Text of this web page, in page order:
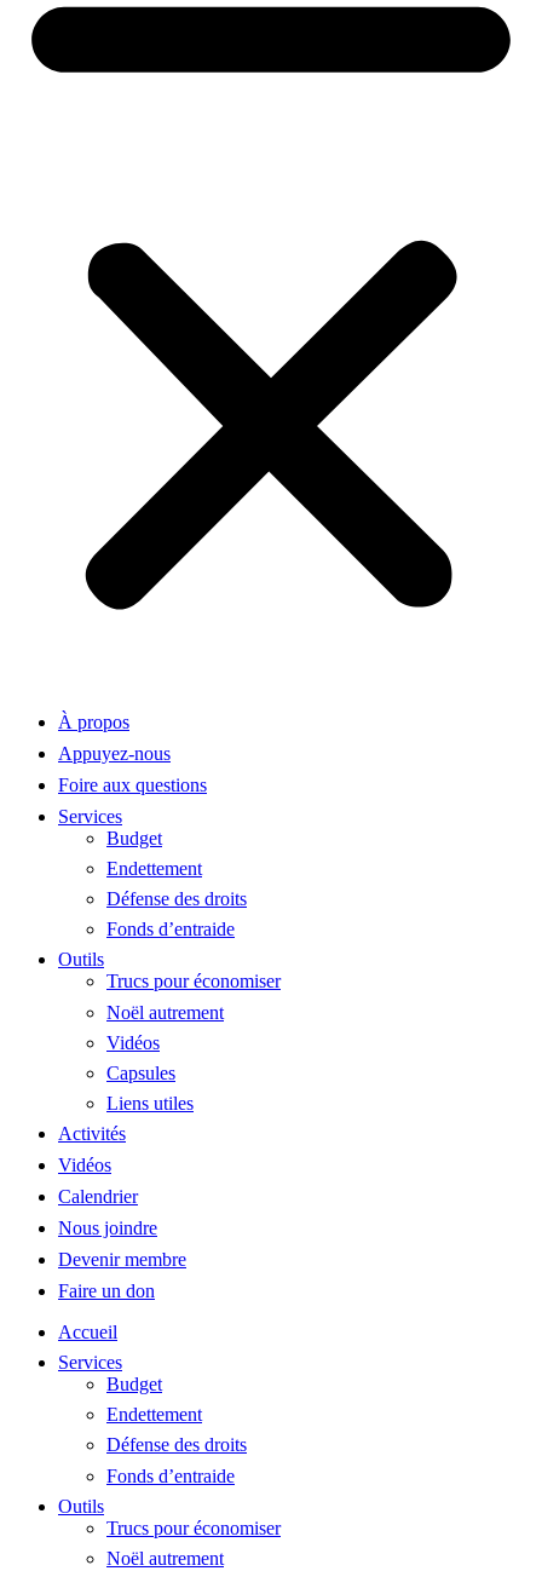
À propos
Appuyez-nous
Foire aux questions
Services
Budget
Endettement
Défense des droits
Fonds d’entraide
Outils
Trucs pour économiser
Noël autrement
Vidéos
Capsules
Liens utiles
Activités
Vidéos
Calendrier
Nous joindre
Devenir membre
Faire un don
Accueil
Services
Budget
Endettement
Défense des droits
Fonds d’entraide
Outils
Trucs pour économiser
Noël autrement